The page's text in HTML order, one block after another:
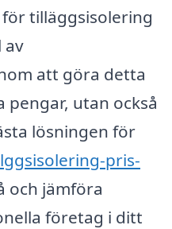
tilläggsisolering
av
att göra detta
pengar, utan också
lösningen för
pris-
och jämföra
företag i ditt